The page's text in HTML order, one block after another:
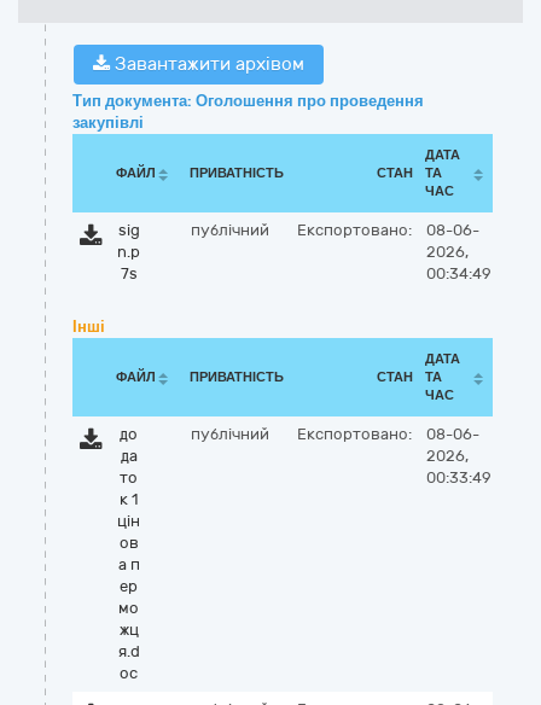
Завантажити архівом
Тип документа: Оголошення про проведення
закупівлі
ФАЙЛ ПРИВАТНІСТЬ СТАН
ДАТА
ТА
ЧАС
sig
n.p
7s
публічний Експортовано:
08-06-
2026,
00:34:49
Інші
ФАЙЛ ПРИВАТНІСТЬ СТАН
ДАТА
ТА
ЧАС
до
да
то
к 1
цін
ов
а п
ер
мо
жц
я.d
oc
публічний Експортовано:
08-06-
2026,
00:33:49